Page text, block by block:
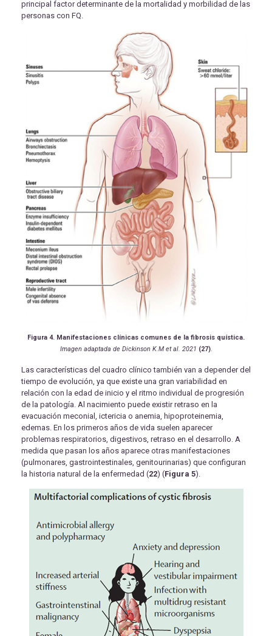
principal factor determinante de la mortalidad y morbilidad de las
personas con FQ.
Figura 4. Manifestaciones clínicas comunes de la fibrosis quística.
Imagen adaptada de Dickinson K.M et al. 2021 (27).
Las características del cuadro clínico también van a depender del
tiempo de evolución, ya que existe una gran variabilidad en
relación con la edad de inicio y el ritmo individual de progresión
de la patología. Al nacimiento puede existir retraso en la
evacuación meconial, ictericia o anemia, hipoproteinemia,
edemas. En los primeros años de vida suelen aparecer
problemas respiratorios, digestivos, retraso en el desarrollo. A
medida que pasan los años aparece otras manifestaciones
(pulmonares, gastrointestinales, genitourinarias) que configuran
la historia natural de la enfermedad (22) (Figura 5).